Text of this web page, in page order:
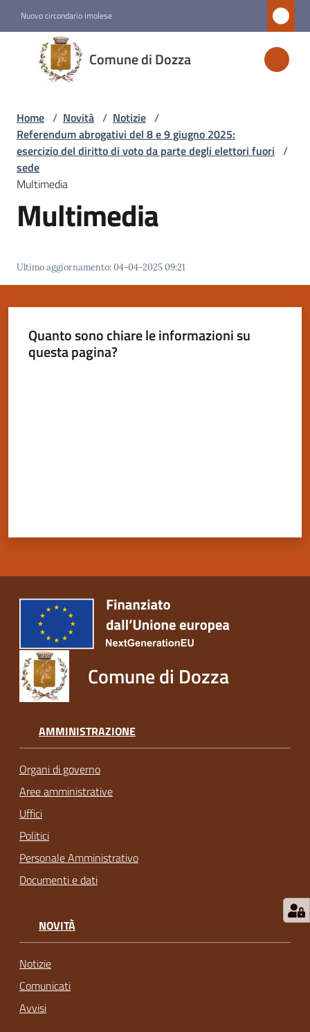
Nuovo circondario imolese
Comune di Dozza
Comune
di
Dozza
Amministrazione
Novità
Menu selezionato
Home / Novità / Notizie /
Referendum abrogativi del 8 e 9 giugno 2025:
esercizio del diritto di voto da parte degli elettori fuori
sede
/
Multimedia
Multimedia
Ultimo aggiornamento:04-04-2025 09:21
Quanto sono chiare le informazioni su
questa pagina?
Comune di Dozza
AMMINISTRAZIONE
Organi di governo
Aree amministrative
Uffici
Politici
Personale Amministrativo
Documenti e dati
NOVITÀ
Notizie
Comunicati
Avvisi